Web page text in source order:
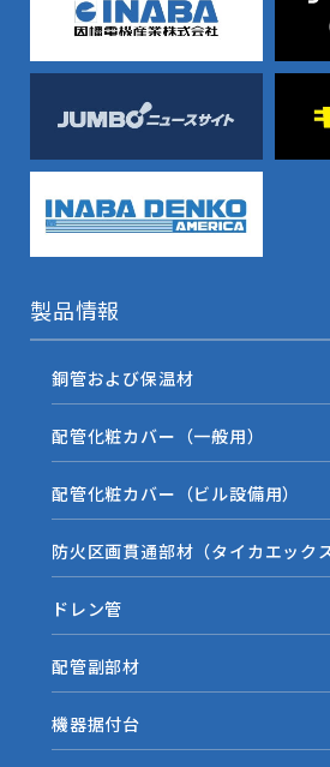
製品情報
銅管および保温材
配管化粧カバー（一般用）
配管化粧カバー（ビル設備用）
防火区画貫通部材（タイカエック
ドレン管
配管副部材
機器据付台